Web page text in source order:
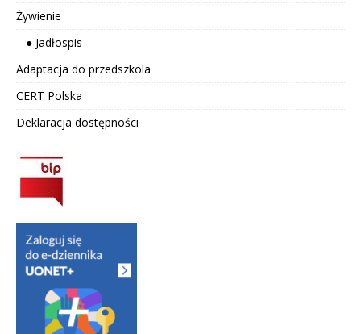
Żywienie
● Jadłospis
Adaptacja do przedszkola
CERT Polska
Deklaracja dostępności